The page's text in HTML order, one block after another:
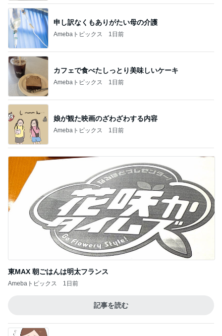
申し訳なくもありがたい母の介護
Amebaトピックス 1日前
カフェで食べたしっとり美味しいケーキ
Amebaトピックス 1日前
娘が観た映画のざわざわする内容
Amebaトピックス 1日前
東MAX 朝ごはんは明太フランス
Amebaトピックス 1日前
記事を読む